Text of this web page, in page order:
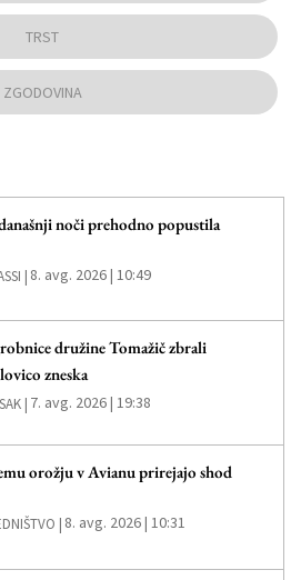
TRST
ZGODOVINA
noči prehodno popustila
| 8. avg. 2026 | 10:49
družine Tomažič zbrali
zneska
| 7. avg. 2026 | 19:38
orožju v Avianu prirejajo shod
| 8. avg. 2026 | 10:31